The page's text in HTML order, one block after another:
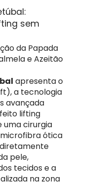
sem
da Papada
e Azeitão
apresenta o
a tecnologia
avançada
lifting
uma cirurgia
ótica
pele,
tecidos e a
na zona